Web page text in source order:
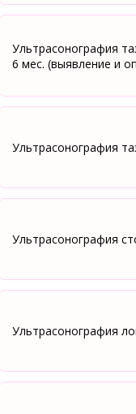
Ультрасонография
6 мес. (выявление и
Ультрасонография
Ультрасонография
Ультрасонография